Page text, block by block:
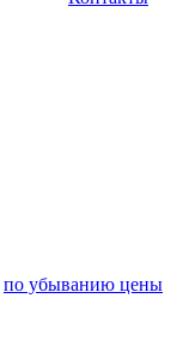
по убыванию цены